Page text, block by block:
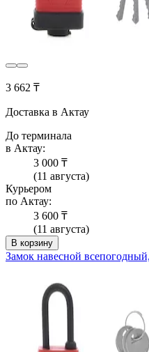
3 662 ₸
Доставка в Актау
До терминала
в Актау:
3 000 ₸
(11 августа)
Курьером
по Актау:
3 600 ₸
(11 августа)
В корзину
Замок навесной